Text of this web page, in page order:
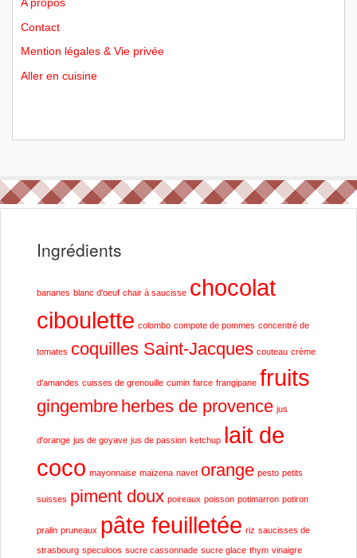
Contact
Mention légales & Vie privée
Aller en cuisine
Ingrédients
bananes blanc d'oeuf chair à saucisse chocolat
ciboulette colombo compote de pommes concentré de
tomates coquilles Saint-Jacques couteau crème
d'amandes cuisses de grenouille cumin farce frangipane fruits
gingembre herbes de provence jus
d'orange jus de goyave jus de passion ketchup lait de
coco mayonnaise maïzena navet orange pesto petits
suisses piment doux poireaux poisson potimarron potiron
pralin pruneaux pâte feuilletée riz saucisses de
strasbourg speculoos sucre cassonnade sucre glace thym vinaigre